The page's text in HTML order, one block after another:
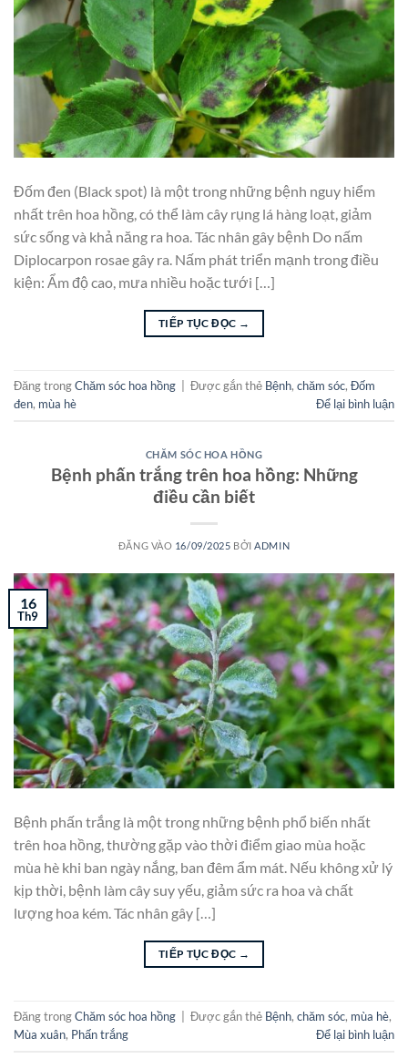
Đốm đen (Black spot) là một trong những bệnh nguy hiểm
nhất trên hoa hồng, có thể làm cây rụng lá hàng loạt, giảm
sức sống và khả năng ra hoa. Tác nhân gây bệnh Do nấm
Diplocarpon rosae gây ra. Nấm phát triển mạnh trong điều
kiện: Ẩm độ cao, mưa nhiều hoặc tưới […]
TIẾP TỤC ĐỌC →
Đăng trongChăm sóc hoa hồng Được gắn thẻ Bệnh, chăm sóc, Đốm
đen, mùa hè Để lại bình luận
CHĂM SÓC HOA HỒNG
Bệnh phấn trắng trên hoa hồng: Những
điều cần biết
ĐĂNG VÀO 16/09/2025 BỞIADMIN
16
Th9
Bệnh phấn trắng là một trong những bệnh phổ biến nhất
trên hoa hồng, thường gặp vào thời điểm giao mùa hoặc
mùa hè khi ban ngày nắng, ban đêm ẩm mát. Nếu không xử lý
kịp thời, bệnh làm cây suy yếu, giảm sức ra hoa và chất
lượng hoa kém. Tác nhân gây […]
TIẾP TỤC ĐỌC →
Đăng trongChăm sóc hoa hồng Được gắn thẻ Bệnh, chăm sóc, mùa hè,
Mùa xuân, Phấn trắng Để lại bình luận